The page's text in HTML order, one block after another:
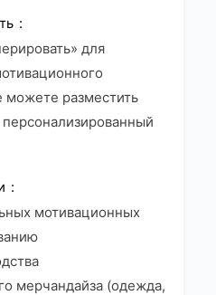
для
разместить
мотивационных
мерчандайза (одежда,